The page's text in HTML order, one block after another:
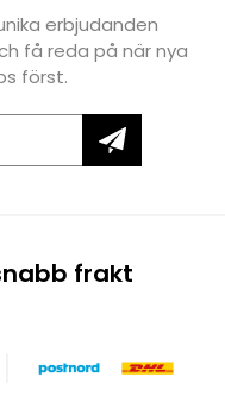
erbjudanden
få reda på när nya
först.
frakt